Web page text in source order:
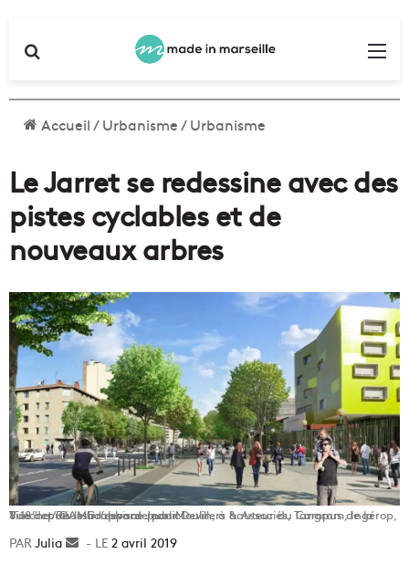
Accueil/Urbanisme/Urbanisme
Le Jarret se redessine avec des
pistes cyclables et de
nouveaux arbres
Vue depuis le boulevard Jean Moulin, à hauteur du Campus de la Timone / ©AMGraphisme pour Devillers & Associés, Tangram, Ingérop, 8´18” et Réussir l’espace public
Julia
Envoyer2 avril 2019